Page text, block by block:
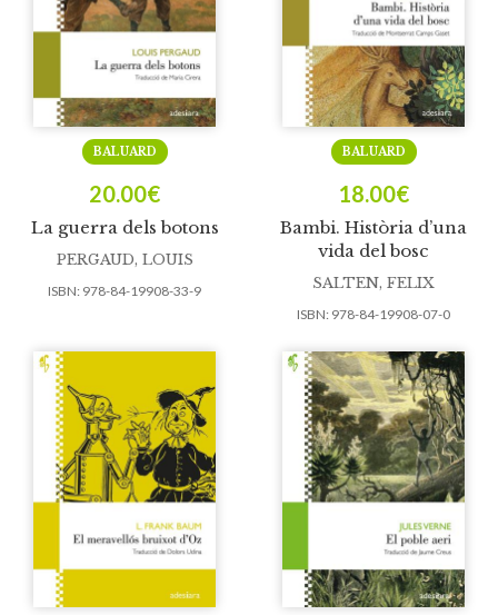
La guerra dels botons
BALUARD
20.00€
PERGAUD, LOUIS
ISBN: 978-84-19908-33-9
Bambi. Història d’una
vida del bosc
BALUARD
18.00€
SALTEN, FELIX
ISBN: 978-84-19908-07-0